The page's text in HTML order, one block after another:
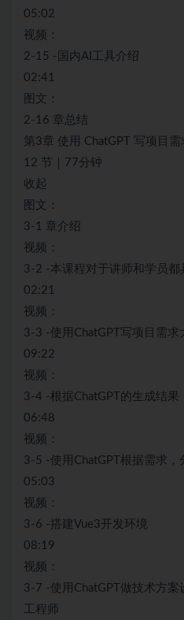
05:02
视频：
2-15 -国内AI工具介绍
02:41
图文：
2-16 章总结
第3章 使用 ChatGPT 写项目
12 节｜77分钟
收起
图文：
3-1 章介绍
视频：
3-2 -本课程对于讲师和学员都
02:21
视频：
3-3 -使用ChatGPT写项目需求
09:22
视频：
3-4 -根据ChatGPT的生成结果
06:48
视频：
3-5 -使用ChatGPT根据需求，
05:03
视频：
3-6 -搭建Vue3开发环境
08:19
视频：
3-7 -使用ChatGPT做技术方
工程师